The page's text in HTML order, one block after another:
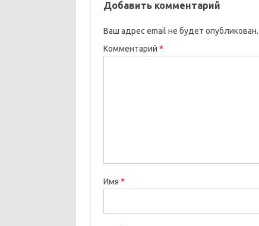
Добавить комментарий
Ваш адрес email не будет опубликован.
Комментарий *
Имя *